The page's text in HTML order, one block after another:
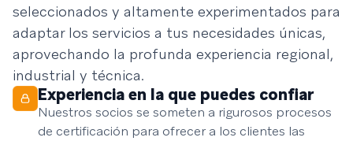
seleccionados y altamente experimentados para
adaptar los servicios a tus necesidades únicas,
aprovechando la profunda experiencia regional,
industrial y técnica.
Experiencia en la que puedes confiar
Nuestros socios se someten a rigurosos procesos
de certificación para ofrecer a los clientes las